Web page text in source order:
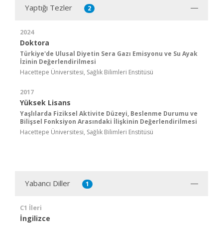
Yaptığı Tezler 2
2024
Doktora
Türkiye'de Ulusal Diyetin Sera Gazı Emisyonu ve Su Ayak
İzinin Değerlendirilmesi
Hacettepe Üniversitesi, Sağlık Bilimleri Enstitüsü
2017
Yüksek Lisans
Yaşlılarda Fiziksel Aktivite Düzeyi, Beslenme Durumu ve
Bilişsel Fonksiyon Arasındaki İlişkinin Değerlendirilmesi
Hacettepe Üniversitesi, Sağlık Bilimleri Enstitüsü
Yabancı Diller 1
C1 İleri
İngilizce